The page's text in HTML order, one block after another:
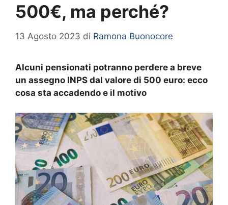
500€, ma perché?
13 Agosto 2023 di Ramona Buonocore
Alcuni pensionati potranno perdere a breve
un assegno INPS dal valore di 500 euro: ecco
cosa sta accadendo e il motivo